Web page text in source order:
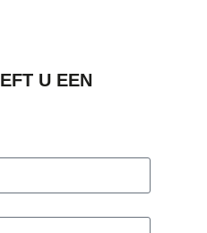
U EEN